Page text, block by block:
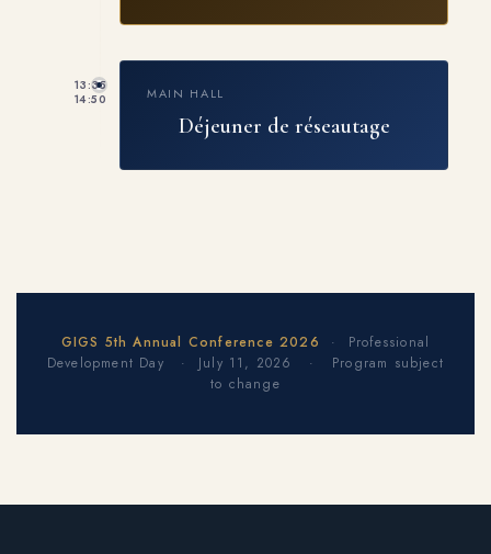
13:35
14:50
MAIN HALL
Déjeuner de réseautage
GIGS 5th Annual Conference 2026
· Professional
Development Day · July 11, 2026 · Program subject
to change